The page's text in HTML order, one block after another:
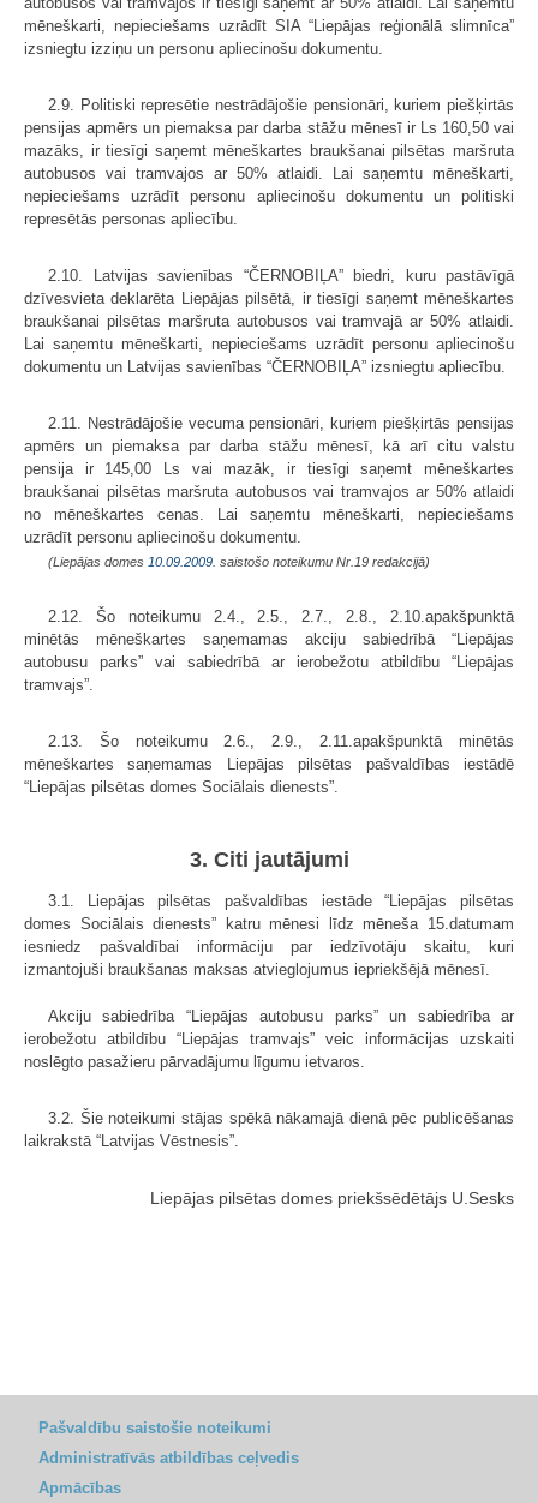
mēneškarti, nepieciešams uzrādīt SIA “Liepājas reģionālā slimnīca”
izsniegtu izziņu un personu apliecinošu dokumentu.
2.9. Politiski represētie nestrādājošie pensionāri, kuriem piešķirtās
pensijas apmērs un piemaksa par darba stāžu mēnesī ir Ls 160,50 vai
mazāks, ir tiesīgi saņemt mēneškartes braukšanai pilsētas maršruta
autobusos vai tramvajos ar 50% atlaidi. Lai saņemtu mēneškarti,
nepieciešams uzrādīt personu apliecinošu dokumentu un politiski
represētās personas apliecību.
2.10. Latvijas savienības “ČERNOBIĻA” biedri, kuru pastāvīgā
dzīvesvieta deklarēta Liepājas pilsētā, ir tiesīgi saņemt mēneškartes
braukšanai pilsētas maršruta autobusos vai tramvajā ar 50% atlaidi.
Lai saņemtu mēneškarti, nepieciešams uzrādīt personu apliecinošu
dokumentu un Latvijas savienības “ČERNOBIĻA” izsniegtu apliecību.
2.11. Nestrādājošie vecuma pensionāri, kuriem piešķirtās pensijas
apmērs un piemaksa par darba stāžu mēnesī, kā arī citu valstu
pensija ir 145,00 Ls vai mazāk, ir tiesīgi saņemt mēneškartes
braukšanai pilsētas maršruta autobusos vai tramvajos ar 50% atlaidi
no mēneškartes cenas. Lai saņemtu mēneškarti, nepieciešams
uzrādīt personu apliecinošu dokumentu.
(Liepājas domes 10.09.2009. saistošo noteikumu Nr.19 redakcijā)
2.12. Šo noteikumu 2.4., 2.5., 2.7., 2.8., 2.10.apakšpunktā
minētās mēneškartes saņemamas akciju sabiedrībā “Liepājas
autobusu parks” vai sabiedrībā ar ierobežotu atbildību “Liepājas
tramvajs”.
2.13. Šo noteikumu 2.6., 2.9., 2.11.apakšpunktā minētās
mēneškartes saņemamas Liepājas pilsētas pašvaldības iestādē
“Liepājas pilsētas domes Sociālais dienests”.
3. Citi jautājumi
3.1. Liepājas pilsētas pašvaldības iestāde “Liepājas pilsētas
domes Sociālais dienests” katru mēnesi līdz mēneša 15.datumam
iesniedz pašvaldībai informāciju par iedzīvotāju skaitu, kuri
izmantojuši braukšanas maksas atvieglojumus iepriekšējā mēnesī.
Akciju sabiedrība “Liepājas autobusu parks” un sabiedrība ar
ierobežotu atbildību “Liepājas tramvajs” veic informācijas uzskaiti
noslēgto pasažieru pārvadājumu līgumu ietvaros.
3.2. Šie noteikumi stājas spēkā nākamajā dienā pēc publicēšanas
laikrakstā “Latvijas Vēstnesis”.
Liepājas pilsētas domes priekšsēdētājs U.Sesks
Pašvaldību saistošie noteikumi
Administratīvās atbildības ceļvedis
Apmācības